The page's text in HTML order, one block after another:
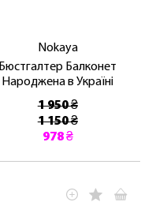
Nokaya
Бюстгалтер Балконет
Народжена в Україні
1 950 ₴
1 150 ₴
978 ₴